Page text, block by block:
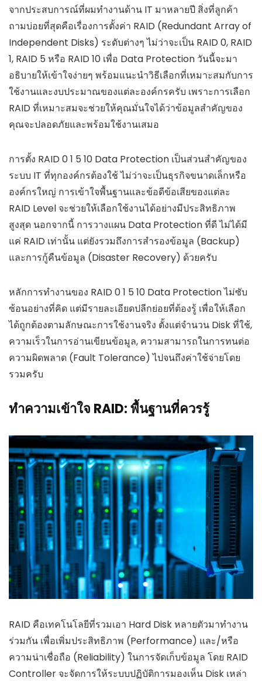
จากประสบการณ์ที่ผมทำงานด้าน IT มาหลายปี สิ่งที่ลูกค้า
ถามบ่อยที่สุดคือเรื่องการตั้งค่า RAID (Redundant Array of
Independent Disks) ระดับต่างๆ ไม่ว่าจะเป็น RAID 0, RAID
1, RAID 5 หรือ RAID 10 เพื่อ Data Protection วันนี้จะมา
อธิบายให้เข้าใจง่ายๆ พร้อมแนะนำวิธีเลือกที่เหมาะสมกับการ
ใช้งานและงบประมาณของแต่ละองค์กรครับ เพราะการเลือก
RAID ที่เหมาะสมจะช่วยให้คุณมั่นใจได้ว่าข้อมูลสำคัญของ
คุณจะปลอดภัยและพร้อมใช้งานเสมอ
การตั้ง RAID 0 1 5 10 Data Protection เป็นส่วนสำคัญของ
ระบบ IT ที่ทุกองค์กรต้องใช้ ไม่ว่าจะเป็นธุรกิจขนาดเล็กหรือ
องค์กรใหญ่ การเข้าใจพื้นฐานและข้อดีข้อเสียของแต่ละ
RAID Level จะช่วยให้เลือกใช้งานได้อย่างมีประสิทธิภาพ
สูงสุด นอกจากนี้ การวางแผน Data Protection ที่ดี ไม่ได้มี
แค่ RAID เท่านั้น แต่ยังรวมถึงการสำรองข้อมูล (Backup)
และการกู้คืนข้อมูล (Disaster Recovery) ด้วยครับ
หลักการทำงานของ RAID 0 1 5 10 Data Protection ไม่ซับ
ซ้อนอย่างที่คิด แต่มีรายละเอียดปลีกย่อยที่ต้องรู้ เพื่อให้เลือก
ได้ถูกต้องตามลักษณะการใช้งานจริง ตั้งแต่จำนวน Disk ที่ใช้,
ความเร็วในการอ่านเขียนข้อมูล, ความสามารถในการทนต่อ
ความผิดพลาด (Fault Tolerance) ไปจนถึงค่าใช้จ่ายโดย
รวมครับ
ทำความเข้าใจ RAID: พื้นฐานที่ควรรู้
RAID คือเทคโนโลยีที่รวมเอา Hard Disk หลายตัวมาทำงาน
ร่วมกัน เพื่อเพิ่มประสิทธิภาพ (Performance) และ/หรือ
ความน่าเชื่อถือ (Reliability) ในการจัดเก็บข้อมูล โดย RAID
Controller จะจัดการให้ระบบปฏิบัติการมองเห็น Disk เหล่า